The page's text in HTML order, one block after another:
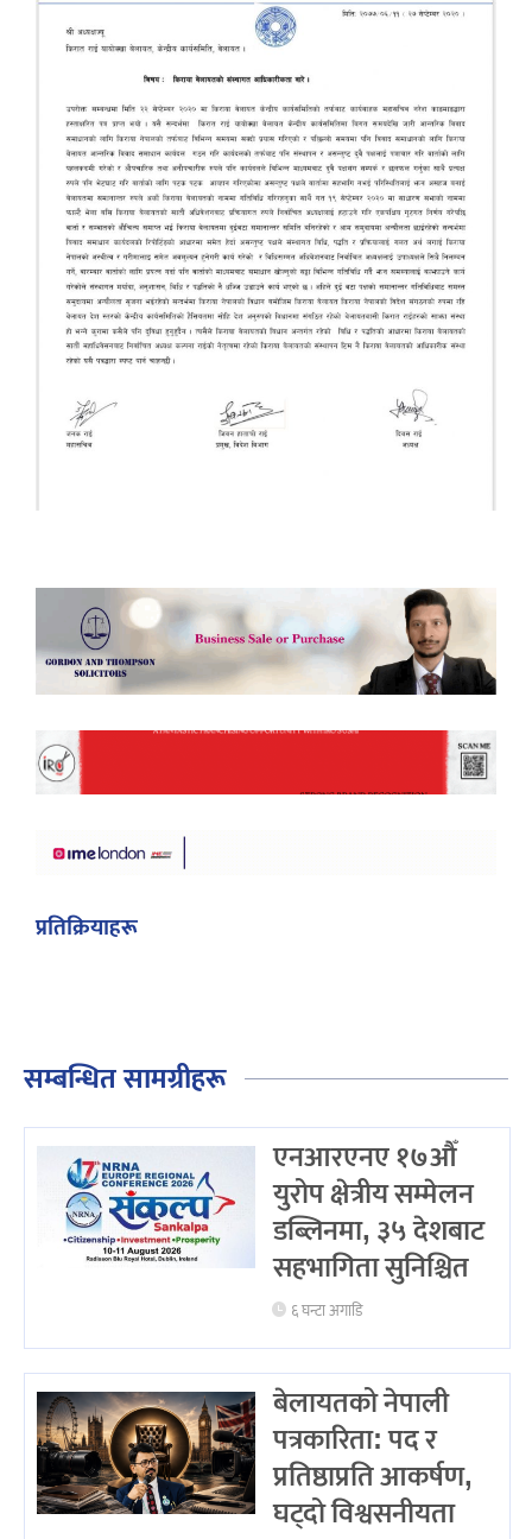
प्रतिक्रियाहरू
सम्बन्धित सामग्रीहरू
एनआरएनए १७औँ
युरोप क्षेत्रीय सम्मेलन
डब्लिनमा, ३५ देशबाट
सहभागिता सुनिश्चित
६ घन्टा अगाडि
बेलायतको नेपाली
पत्रकारिता: पद र
प्रतिष्ठाप्रति आकर्षण,
घट्दो विश्वसनीयता